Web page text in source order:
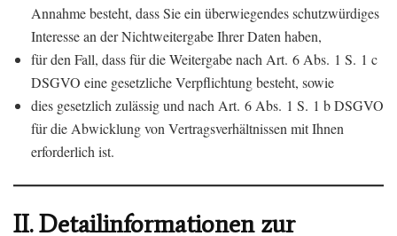
Annahme besteht, dass Sie ein überwiegendes schutzwürdiges
Interesse an der Nichtweitergabe Ihrer Daten haben,
für den Fall, dass für die Weitergabe nach Art. 6 Abs. 1 S. 1 c
DSGVO eine gesetzliche Verpflichtung besteht, sowie
dies gesetzlich zulässig und nach Art. 6 Abs. 1 S. 1 b DSGVO
für die Abwicklung von Vertragsverhältnissen mit Ihnen
erforderlich ist.
II.Detailinformationen zur